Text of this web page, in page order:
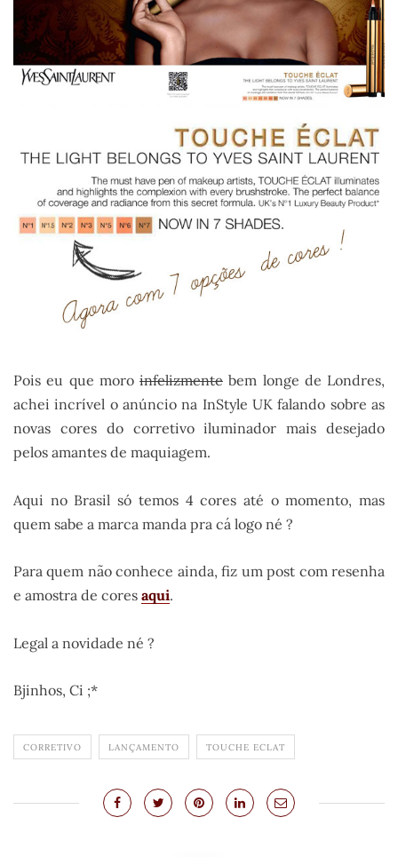
Pois eu que moro infelizmente bem longe de Londres,
achei incrível o anúncio na InStyle UK falando sobre as
novas cores do corretivo iluminador mais desejado
pelos amantes de maquiagem.
Aqui no Brasil só temos 4 cores até o momento, mas
quem sabe a marca manda pra cá logo né ?
Para quem não conhece ainda, fiz um post com resenha
e amostra de cores aqui.
Legal a novidade né ?
Bjinhos, Ci ;*
CORRETIVO LANÇAMENTO TOUCHE ECLAT